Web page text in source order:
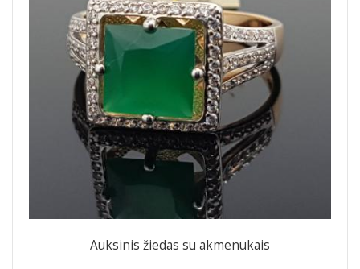
Auksinis žiedas su akmenukais